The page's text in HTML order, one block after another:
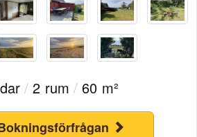
/ 2 rum / 60 m²